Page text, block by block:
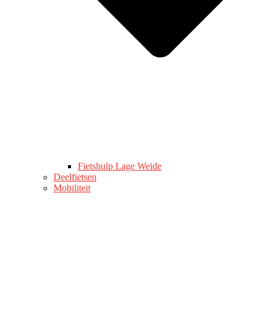
Fietshulp Lage Weide
Deelfietsen
Mobiliteit